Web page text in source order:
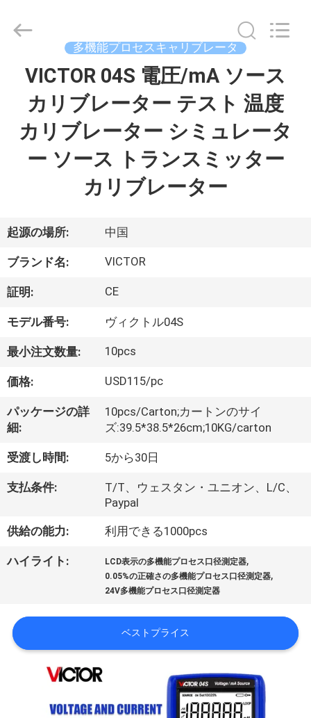
ト
私
達
に
い
て
場
旅
行
質
supplier.
Copyright
ELECTRONICS
Reserved.
Developed
多機能プロセスキャリブレータ
VICTOR 04S 電圧/mA ソース
カリブレーター テスト 温度
カリブレーター シミュレータ
ー ソース トランスミッター
カリブレーター
起源の場所: 中国
ブランド名: VICTOR
証明: CE
モデル番号: ヴィクトル04S
最小注文数量: 10pcs
価格: USD115/pc
パッケージの詳
細:
10pcs/Carton;カートンのサイ
ズ:39.5*38.5*26cm;10KG/carton
受渡し時間: 5から30日
支払条件:
T/T、ウェスタン・ユニオン、L/C、
Paypal
供給の能力: 利用できる1000pcs
ハイライト: LCD表示の多機能プロセス口径測定器,
0.05%の正確さの多機能プロセス口径測定器,
24V多機能プロセス口径測定器
ベストプライス